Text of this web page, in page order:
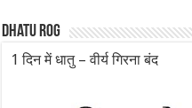
Dhatu rog
1 दिन में धातु – वीर्य गिरना बंद